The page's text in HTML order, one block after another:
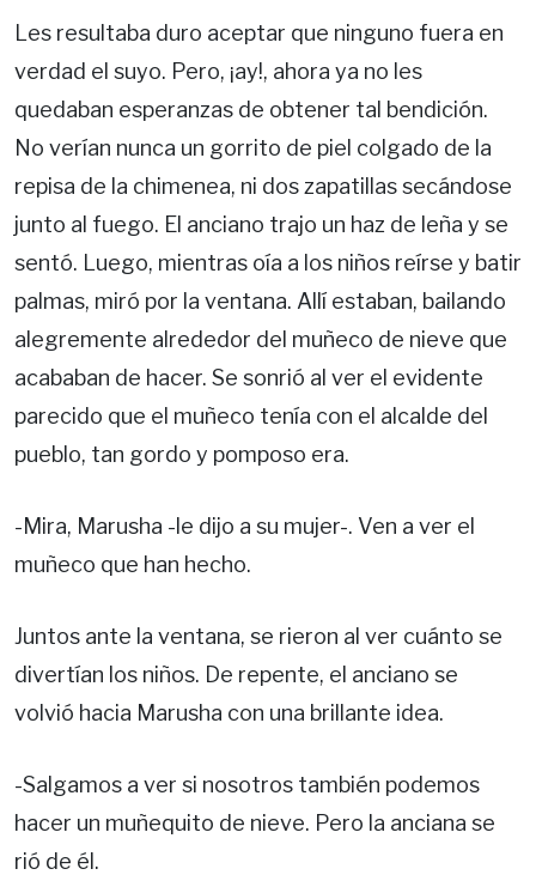
Les resultaba duro aceptar que ninguno fuera en
verdad el suyo. Pero, ¡ay!, ahora ya no les
quedaban esperanzas de obtener tal bendición.
No verían nunca un gorrito de piel colgado de la
repisa de la chimenea, ni dos zapatillas secándose
junto al fuego. El anciano trajo un haz de leña y se
sentó. Luego, mientras oía a los niños reírse y batir
palmas, miró por la ventana. Allí estaban, bailando
alegremente alrededor del muñeco de nieve que
acababan de hacer. Se sonrió al ver el evidente
parecido que el muñeco tenía con el alcalde del
pueblo, tan gordo y pomposo era.
-Mira, Marusha -le dijo a su mujer-. Ven a ver el
muñeco que han hecho.
Juntos ante la ventana, se rieron al ver cuánto se
divertían los niños. De repente, el anciano se
volvió hacia Marusha con una brillante idea.
-Salgamos a ver si nosotros también podemos
hacer un muñequito de nieve. Pero la anciana se
rió de él.